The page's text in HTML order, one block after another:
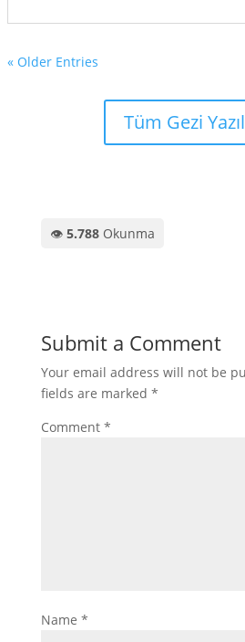
« Older Entries
Tüm Gezi
👁️ 5.788Okunma
Submit a Comment
Your email address will not be
fields are marked *
Comment *
Name *